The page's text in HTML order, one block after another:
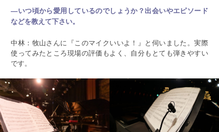
―いつ頃から愛用しているのでしょうか？出会いやエピソード
などを教えて下さい。
中林：牧山さんに『このマイクいいよ！』と伺いました。実際
使ってみたところ現場の評価もよく、自分もとても弾きやすい
です。